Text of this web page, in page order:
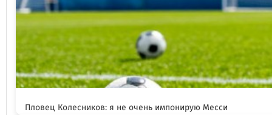
Пловец Колесников: я не очень импонирую Месси